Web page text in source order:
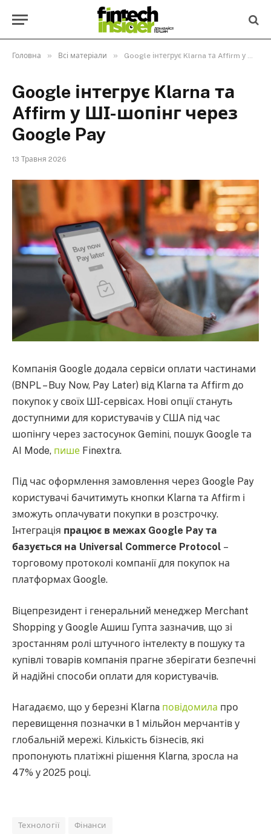
Головна » Всі матеріали » Google інтегрує Klarna та Affirm у ШІ-шопінг через Google Pay
Google інтегрує Klarna та
Affirm у ШІ-шопінг через
Google Pay
13 Травня 2026
Компанія Google додала сервіси оплати частинами
(BNPL – Buy Now, Pay Later) від Klarna та Affirm до
покупок у своїх ШІ-сервісах. Нові опції стануть
доступними для користувачів у США під час
шопінгу через застосунок Gemini, пошук Google та
AI Mode, пише Finextra.
Під час оформлення замовлення через Google Pay
користувачі бачитимуть кнопки Klarna та Affirm і
зможуть оплачувати покупки в розстрочку.
Інтеграція працює в межах Google Pay та
базується на Universal Commerce Protocol –
торговому протоколі компанії для покупок на
платформах Google.
Віцепрезидент і генеральний менеджер Merchant
Shopping у Google Ашиш Гупта зазначив, що зі
зростанням ролі штучного інтелекту в пошуку та
купівлі товарів компанія прагне зберігати безпечні
й надійні способи оплати для користувачів.
Нагадаємо, що у березні Klarna повідомила про
перевищення позначки в 1 мільйон мерчантів у
глобальній мережі. Кількість бізнесів, які
пропонують платіжні рішення Klarna, зросла на
47% у 2025 році.
Технології Фінанси